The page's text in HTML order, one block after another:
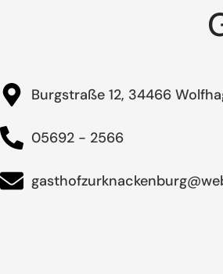
Burgstraße 12, 34466
05692 - 2566